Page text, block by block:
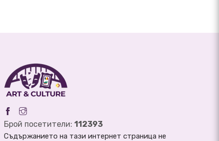
Брой посетители: 112393
Съдържанието на тази интернет страница не